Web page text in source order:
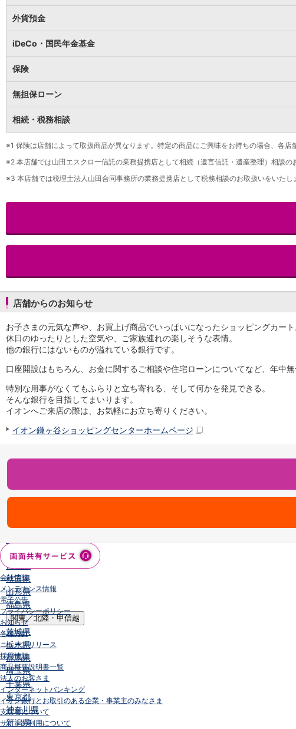
就業不能保険
海外旅行保険
国内旅行傷害保険
スマホ保険
傷害保険
介護保険
カード
クレジットカード
デビットカード
インターネットバンキング
アプリ
イオン銀行アプリ TOP
AEON Pay
AEON Pay
口座振替サービス
自動入金サービス
スマホ決済アプリ
公営競技
サービス
Myステージ
電子マネーWAON
セキュリティ
その他サービス
金利
店舗
北海道
岩手県
宮城県
秋田県
山形県
福島県
関東／北陸・甲信越
茨城県
栃木県
群馬県
埼玉県
千葉県
東京都
神奈川県
新潟県
外貨預金
iDeCo・国民年金基金
保険
無担保ローン
相続・税務相談
※1 保険は店舗によって取扱商品が異なります。特定の商品にご興味をお持ちの場合、各店
※2 本店舗では山田エスクロー信託の業務提携店として相続（遺言信託・遺産整理）相談の
※3 本店舗では税理士法人山田合同事務所の業務提携店として税務相談のお取扱いをいたし
店舗からのお知らせ
お子さまの元気な声や、お買上げ商品でいっぱいになったショッピングカート
休日のゆったりとした空気や、ご家族連れの楽しそうな表情。
他の銀行にはないものが溢れている銀行です。
口座開設はもちろん、お金に関するご相談や住宅ローンについてなど、年中
特別な用事がなくてもふらりと立ち寄れる、そして何かを発見できる。
そんな銀行を目指してまいります。
イオンへご来店の際は、お気軽にお立ち寄りください。
イオン鎌ヶ谷ショッピングセンターホームページ
会社情報
メンテナンス情報
電子公告
プライバシーポリシー
お知らせ
各種方針
ニュースリリース
採用情報
商品概要説明書一覧
法人のお客さま
インターネットバンキング
イオン銀行とお取引のある企業・事業主のみなさま
支店名について
サイトの利用について